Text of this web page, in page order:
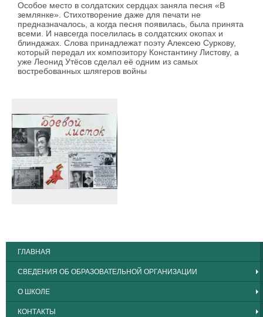
Особое место в солдатских сердцах заняла песня «В
землянке». Стихотворение даже для печати не
предназначалось, а когда песня появилась, была принята
всеми. И навсегда поселилась в солдатских окопах и
блиндажах. Слова принадлежат поэту Алексею Суркову,
который передал их композитору Константину Листову, а
уже Леонид Утёсов сделал её одним из самых
востребованных шлягеров войны
ГЛАВНАЯ
СВЕДЕНИЯ ОБ ОБРАЗОВАТЕЛЬНОЙ ОРГАНИЗАЦИИ
О ШКОЛЕ
КОНТАКТЫ